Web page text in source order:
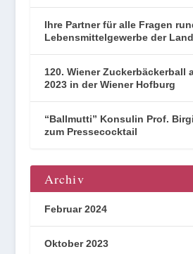
Ihre Partner für alle Fragen
Lebensmittelgewerbe der
120. Wiener Zuckerbäckerball
2023 in der Wiener Hofburg
“Ballmutti” Konsulin Prof.
zum Pressecocktail
Archiv
Februar 2024
Oktober 2023